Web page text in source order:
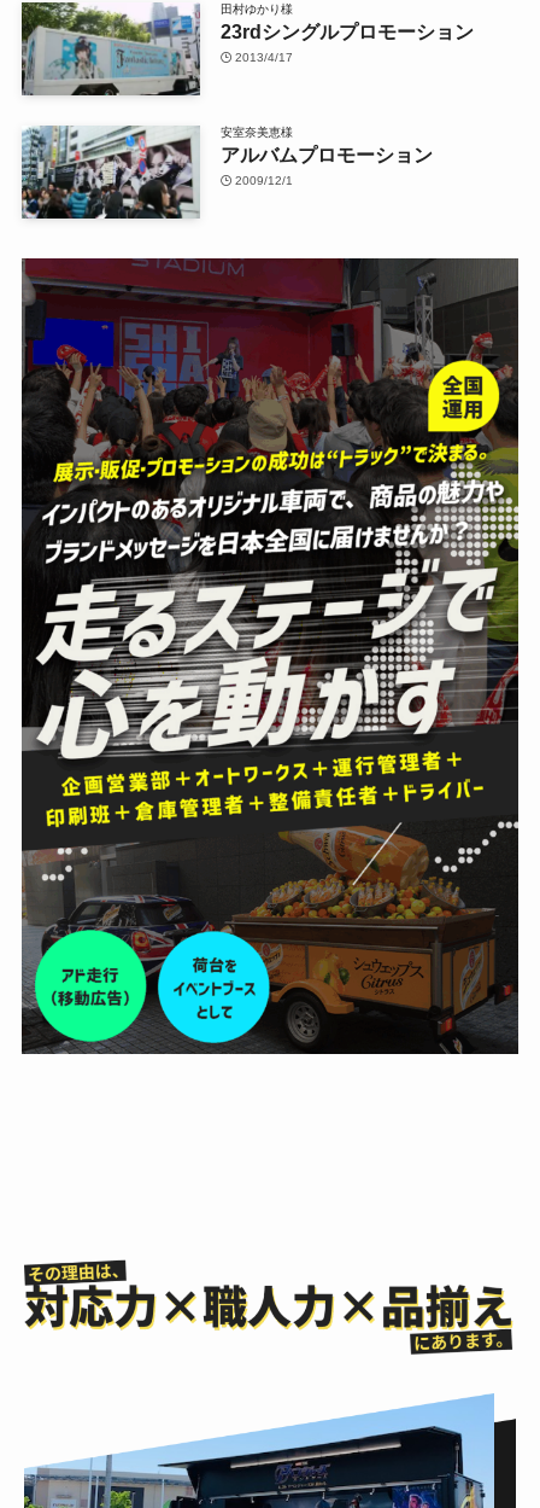
田村ゆかり様
23rdシングルプロモーション
2013/4/17
安室奈美恵様
アルバムプロモーション
2009/12/1